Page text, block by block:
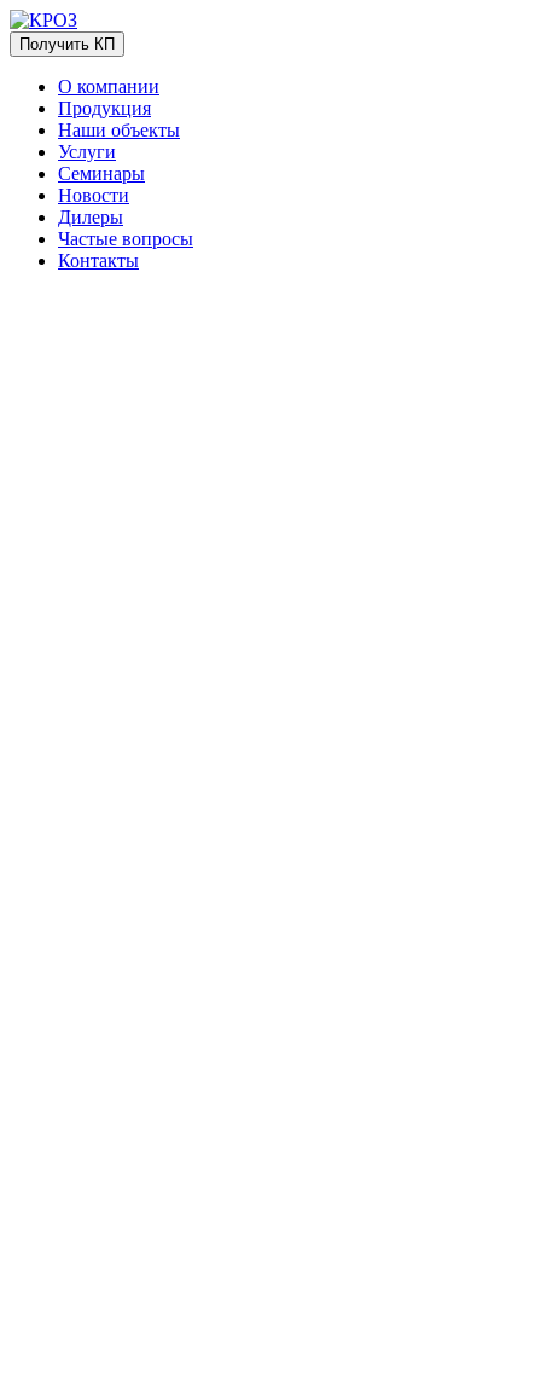
Получить КП
О компании
Продукция
Наши объекты
Услуги
Семинары
Новости
Дилеры
Частые вопросы
Контакты